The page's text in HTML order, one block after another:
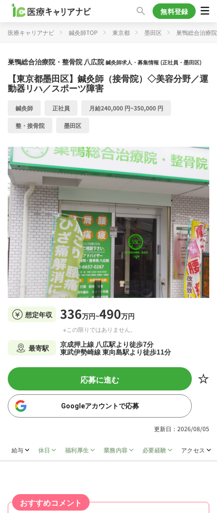
無料登録
医療キャリアナビ 鍼灸師TOP 東京都 墨田区 巣鴨総合治療
巣鴨総合治療院・整骨院 八広院鍼灸師求人・募集情報 (正社員・墨田区)
【東京都墨田区】鍼灸師（接骨院）◇美容分野／運
動器リハ／スポーツ障害
鍼灸師 正社員 月給240,000 円~350,000 円
整・接骨院 墨田区
想定年収 336万円~490万円
※この限りではありません。
最寄駅
京成押上線 八広駅より徒歩7分
東武伊勢崎線 東向島駅より徒歩11分
応募に進む
Googleアカウントで応募
更新日：2026/08/05
給与 休日 福利厚生 業務内容 必要経験 アクセス
おすすめコメント